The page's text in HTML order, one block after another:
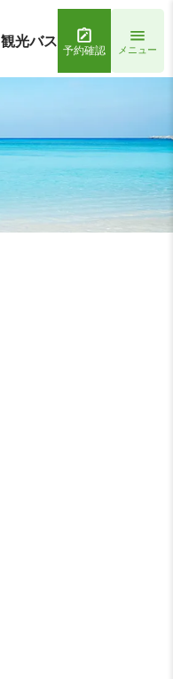
観光バス 予約確認 メニュー